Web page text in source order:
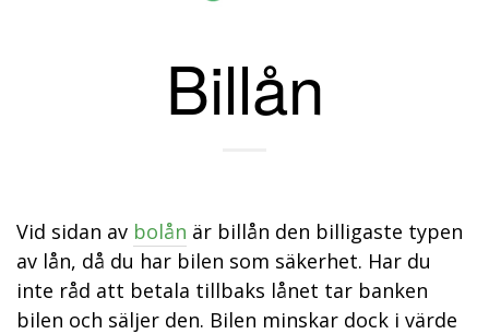
t
o
n
Billån
Vid sidan av bolån är billån den billigaste typen
av lån, då du har bilen som säkerhet. Har du
inte råd att betala tillbaks lånet tar banken
bilen och säljer den. Bilen minskar dock i värde